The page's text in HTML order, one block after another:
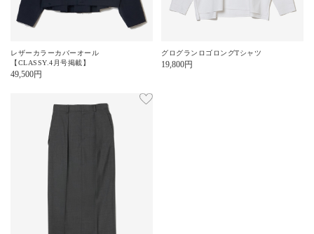
レザーカラーカバーオール
【CLASSY.4月号掲載】
49,500円
グログランロゴロングTシャツ
19,800円